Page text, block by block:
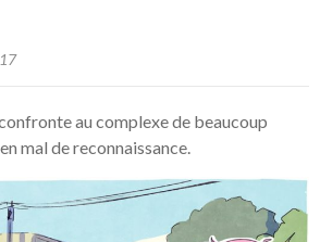
au complexe de beaucoup
mal de reconnaissance.